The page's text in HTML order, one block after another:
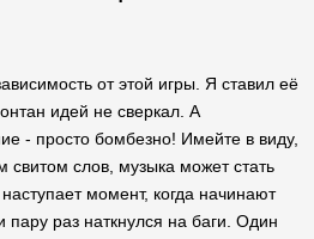
от этой игры. Я ставил её
идей не сверкал. А
- просто бомбезно! Имейте в виду,
свитом слов, музыка может стать
момент, когда начинают
пару раз наткнулся на баги. Один